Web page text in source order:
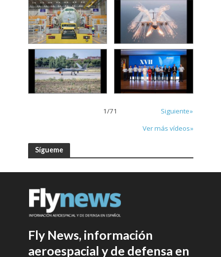
1/71
Siguiente»
Ver más vídeos»
Sígueme
Fly News, información
aeroespacial y de defensa en